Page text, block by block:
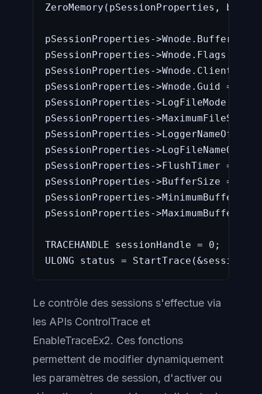
ZeroMemory(pSessionProperties,
pSessionProperties-
pSessionProperties->Wnode.Flags =
pSessionProperties-
pSessionProperties->Wnode.Guid =
pSessionProperties->LogFileMode =
pSessionProperties->MaximumFileSize
pSessionProperties->LoggerNameOffset =
pSessionProperties->LogFileNameOffset
pSessionProperties->FlushTimer = 1;
pSessionProperties->BufferSize = 64;
pSessionProperties->MinimumBuffers =
pSessionProperties->MaximumBuffers =
TRACEHANDLE sessionHandle = 0;
ULONG status =
Le contrôle des sessions s'effectue via
les APIs ControlTrace et
EnableTraceEx2. Ces fonctions
permettent de modifier dynamiquement
les paramètres de session, d'activer ou